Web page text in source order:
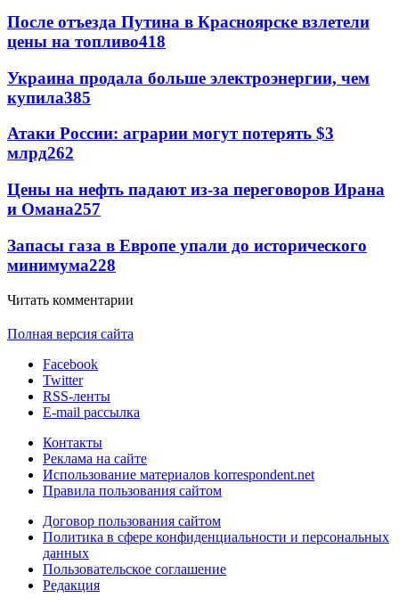
После отъезда Путина в Красноярске взлетели
цены на топливо418
Украина продала больше электроэнергии, чем
купила385
Атаки России: аграрии могут потерять $3
млрд262
Цены на нефть падают из-за переговоров Ирана
и Омана257
Запасы газа в Европе упали до исторического
минимума228
Читать комментарии
Полная версия сайта
Facebook
Twitter
RSS-ленты
E-mail рассылка
Контакты
Реклама на сайте
Использование материалов korrespondent.net
Правила пользования сайтом
Договор пользования сайтом
Политика в сфере конфиденциальности и персональных
данных
Пользовательское соглашение
Редакция